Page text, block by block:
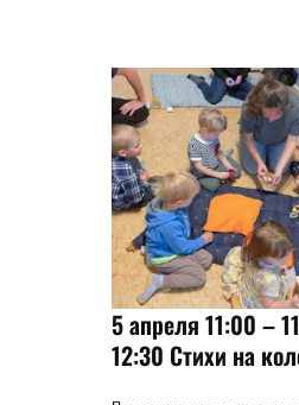
5 апреля 11:00 –
12:30 Стихи на